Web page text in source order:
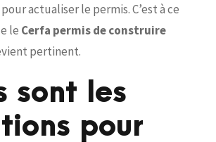
actualiser le permis. C’est à ce
le Cerfa permis de construire
pertinent.
sont les
pour